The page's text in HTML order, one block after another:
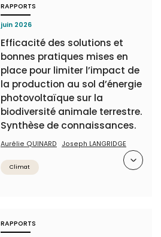
RAPPORTS
juin 2026
Efficacité des solutions et
bonnes pratiques mises en
place pour limiter l’impact de
la production au sol d’énergie
photovoltaïque sur la
biodiversité animale terrestre.
Synthèse de connaissances.
Aurélie QUINARD Joseph LANGRIDGE
Climat
RAPPORTS